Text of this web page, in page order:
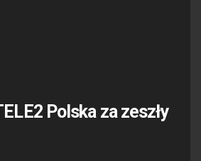
Polska za zeszły